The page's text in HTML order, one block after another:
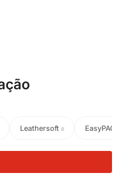
Leathersoft 8 EasyPAC